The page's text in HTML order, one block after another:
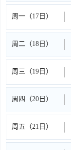
周一（17日）
周二（18日）
周三（19日）
周四（20日）
周五（21日）